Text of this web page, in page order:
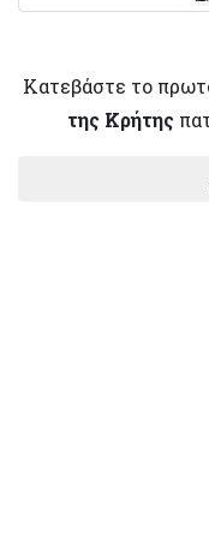
Κατεβάστε το
της Κρήτης